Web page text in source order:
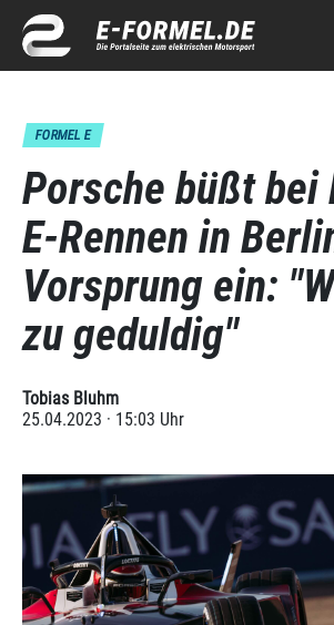
FORMEL E
Porsche büßt bei
E-Rennen in
Vorsprung ein:
zu geduldig"
Tobias Bluhm
25.04.2023 · 15:03 Uhr